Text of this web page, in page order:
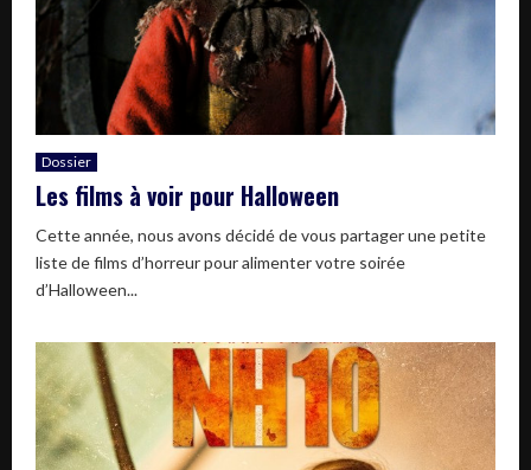
Dossier
Les films à voir pour Halloween
Cette année, nous avons décidé de vous partager une petite
liste de films d’horreur pour alimenter votre soirée
d’Halloween...